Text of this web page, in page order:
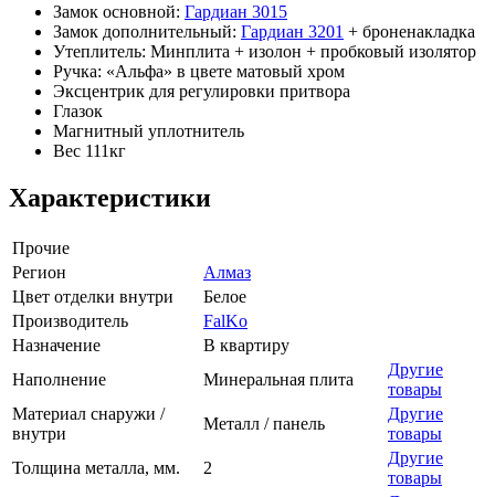
Замок основной: Гардиан 3015
Замок дополнительный: Гардиан 3201 + броненакладка
Утеплитель: Минплита + изолон + пробковый изолятор
Ручка: «Альфа» в цвете матовый хром
Эксцентрик для регулировки притвора
Глазок
Магнитный уплотнитель
Вес 111кг
Характеристики
Прочие
Регион
Алмаз
Цвет отделки внутри
Белое
Производитель
FalKo
Назначение
В квартиру
Наполнение
Минеральная плита
Другие
товары
Материал снаружи /
внутри
Металл / панель
Другие
товары
Толщина металла, мм.
2
Другие
товары